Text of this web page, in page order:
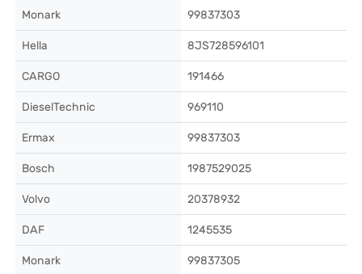
Monark 99837303
Hella 8JS728596101
CARGO 191466
DieselTechnic 969110
Ermax 99837303
Bosch 1987529025
Volvo 20378932
DAF 1245535
Monark 99837305